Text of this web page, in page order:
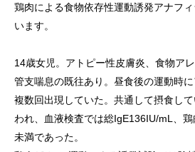
鶏肉による食物依存性運動誘発アナフ
います。
14歳女児。アトピー性皮膚炎、食物ア
管支喘息の既往あり。昼食後の運動時
複数回出現していた。共通して摂食し
われ、血液検査では総IgE136IU/mL、
未満であった。